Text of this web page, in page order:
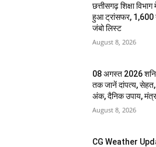
छत्तीसगढ़ शिक्षा
हुआ ट्रांसफर, 1,600
जंबो लिस्ट
August 8, 2026
08 अगस्त 2026
तक जानें दांपत्य, सेहत,
अंक, दैनिक उपाय,
August 8, 2026
CG Weather